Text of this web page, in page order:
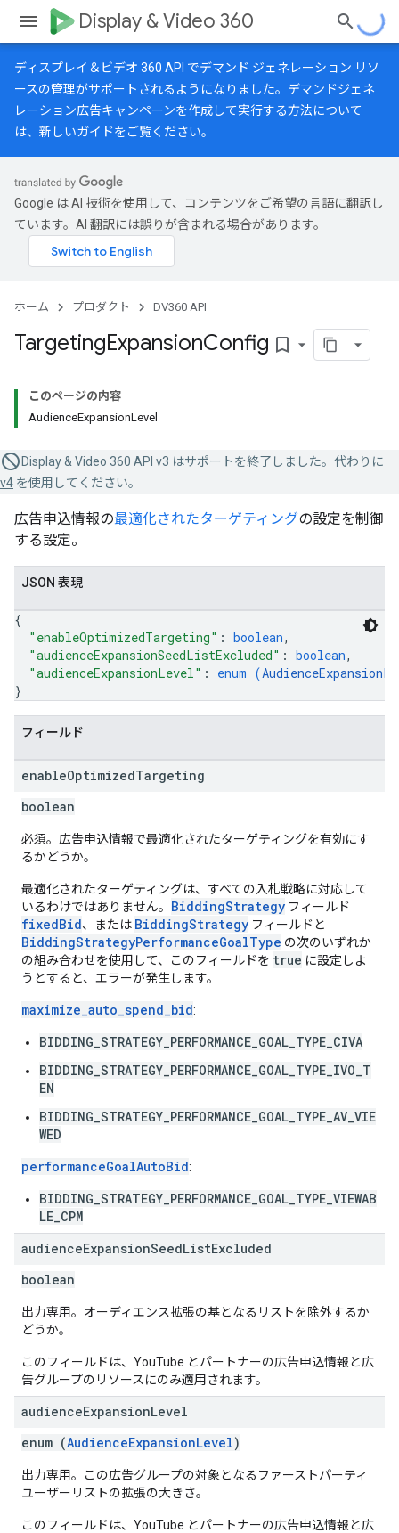
Display & Video 360
ディスプレイ＆ビデオ 360 API でデマンド ジェネレーション リソ
ースの管理がサポートされるようになりました。デマンドジェネ
レーション広告キャンペーンを作成して実行する方法について
は、 新しいガイドをご覧ください。
Google は AI 技術を使用して、コンテンツをご希望の言語に翻訳し
ています。AI 翻訳には誤りが含まれる場合があります。
ホーム プロダクト DV360 API
TargetingExpansionConfig bookmark_border
このページの内容
AudienceExpansionLevel
Display & Video 360 API v3 はサポートを終了しました。代わりに
v4 を使用してください。
広告申込情報の最適化されたターゲティングの設定を制御
する設定。
JSON 表現
{
"enableOptimizedTargeting" : boolean,
"audienceExpansionSeedListExcluded" : boolean,
"audienceExpansionLevel" : enum (
}
フィールド
enableOptimizedTargeting
boolean
必須。広告申込情報で最適化されたターゲティングを有効にす
るかどうか。
最適化されたターゲティングは、すべての入札戦略に対応して
いるわけではありません。 BiddingStrategy フィールド
fixedBid、または BiddingStrategy フィールドと
BiddingStrategyPerformanceGoalType の次のいずれか
の組み合わせを使用して、このフィールドを true に設定しよ
うとすると、エラーが発生します。
maximize_auto_spend_bid:
BIDDING_STRATEGY_PERFORMANCE_GOAL_TYPE_CIVA
BIDDING_STRATEGY_PERFORMANCE_GOAL_TYPE_IVO_T
EN
BIDDING_STRATEGY_PERFORMANCE_GOAL_TYPE_AV_VIE
WED
performanceGoalAutoBid:
BIDDING_STRATEGY_PERFORMANCE_GOAL_TYPE_VIEWAB
LE_CPM
audienceExpansionSeedListExcluded
boolean
出力専用。オーディエンス拡張の基となるリストを除外するか
どうか。
このフィールドは、YouTube とパートナーの広告申込情報と広
告グループのリソースにのみ適用されます。
audienceExpansionLevel
enum (AudienceExpansionLevel)
出力専用。この広告グループの対象となるファーストパーティ
ユーザーリストの拡張の大きさ。
このフィールドは、YouTube とパートナーの広告申込情報と広